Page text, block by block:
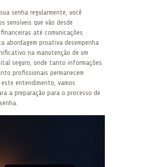
senha regularmente, você
sensíveis que vão desde
até comunicações
abordagem proativa desempenha
na manutenção de um
seguro, onde tanto informações
profissionais permanecem
este entendimento, vamos
a preparação para o processo de